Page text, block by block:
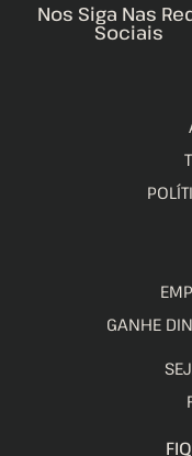
Nos Siga Nas
Sociais
GANHE